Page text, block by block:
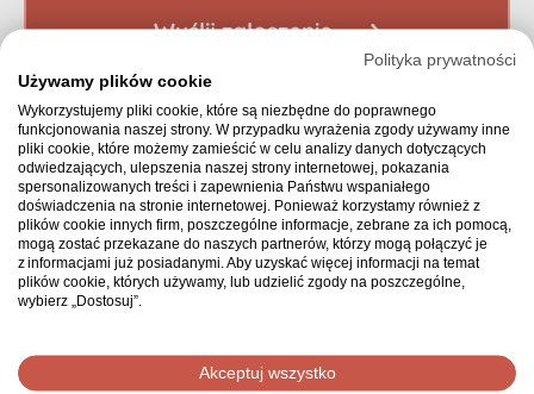
Wyślij zgłoszenie
Pierwszy i jedyny w Polsce serwis zbiórkowy, gdzie
każda zbiórka ma opiekuna, który doradza, co
możesz zrobić, żeby zebrać znacznie więcej.
Pomoc dla Ciebie
Polityka prywatności
Używamy plików cookie
Wykorzystujemy pliki cookie, które są niezbędne do poprawnego
funkcjonowania naszej strony. W przypadku wyrażenia zgody używamy inne
pliki cookie, które możemy zamieścić w celu analizy danych dotyczących
odwiedzających, ulepszenia naszej strony internetowej, pokazania
spersonalizowanych treści i zapewnienia Państwu wspaniałego
doświadczenia na stronie internetowej. Ponieważ korzystamy również z
plików cookie innych firm, poszczególne informacje, zebrane za ich pomocą,
mogą zostać przekazane do naszych partnerów, którzy mogą połączyć je
z informacjami już posiadanymi. Aby uzyskać więcej informacji na temat
plików cookie, których używamy, lub udzielić zgody na poszczególne,
wybierz „Dostosuj”.
Akceptuj wszystko